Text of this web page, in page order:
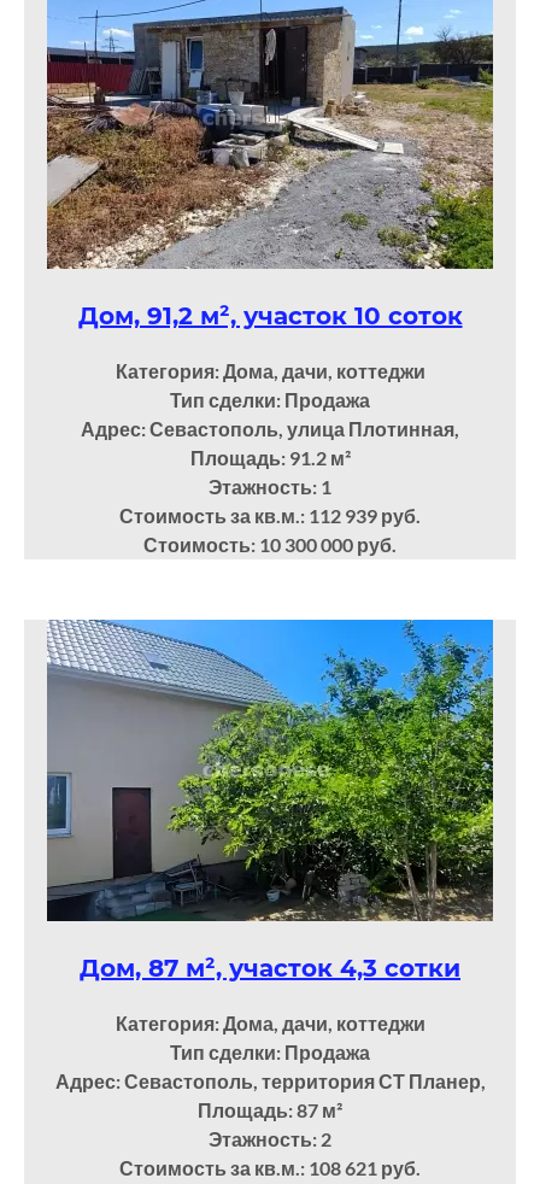
Дом, 91,2 м², участок 10 соток
Категория: Дома, дачи, коттеджи
Тип сделки: Продажа
Адрес: Севастополь, улица Плотинная,
Площадь: 91.2м²
Этажность: 1
Стоимость за кв.м.: 112 939 руб.
Стоимость: 10 300 000 руб.
Дом, 87 м², участок 4,3 сотки
Категория: Дома, дачи, коттеджи
Тип сделки: Продажа
Адрес: Севастополь, территория СТ Планер,
Площадь: 87 м²
Этажность: 2
Стоимость за кв.м.: 108 621 руб.